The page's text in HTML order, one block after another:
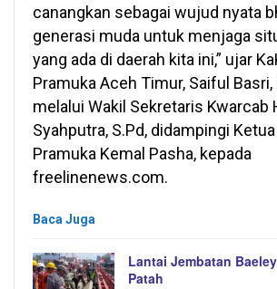
canangkan sebagai wujud nyata
generasi muda untuk menjaga
yang ada di daerah kita ini,” ujar
Pramuka Aceh Timur, Saiful Basri,
melalui Wakil Sekretaris Kwarcab
Syahputra, S.Pd, didampingi
Pramuka Kemal Pasha, kepada
freelinenews.com.
Baca Juga
Lantai Jembatan
Patah